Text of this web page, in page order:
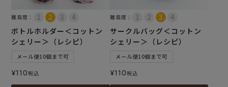
難易度：
ボトルホルダー＜コットン
シェリー＞（レシピ）
メール便10個まで可
¥110税込
難易度：
サークルバッグ＜コットン
シェリー＞（レシピ）
メール便10個まで可
¥110税込